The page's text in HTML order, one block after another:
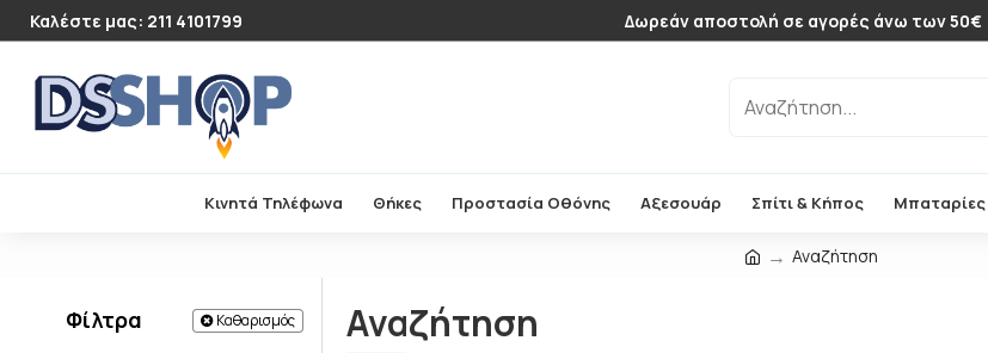
Καλέστε μας: 211 4101799 Δωρεάν αποστολή σε αγορές άνω των 50€
Κινητά Τηλέφωνα Θήκες Προστασία Οθόνης Αξεσουάρ Σπίτι & Κήπος Μπαταρίες
Αναζήτηση
Φίλτρα Καθαρισμός Αναζήτηση